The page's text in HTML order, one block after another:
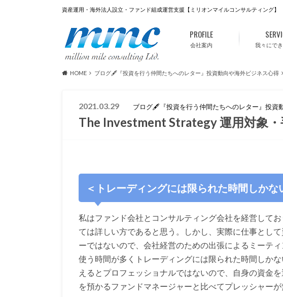
資産運用・海外法人設立・ファンド組成運営支援【ミリオンマイルコンサルティング】
会社案内
PROFILE
我々にで
HOME ブログ🖋『投資を行う仲間たちへのレター』投資動向や海外ビジネス心得
2021.03.29 ブログ🖋『投資を行う仲間たちへのレター』投資
The Investment Strategy 運用対象・
＜トレーディングには限られた時間しかな
私はファンド会社とコンサルティング会社を経営して
ては詳しい方であると思う。しかし、実際に仕事とし
ーではないので、会社経営のための出張によるミーテ
使う時間が多くトレーディングには限られた時間しか
えるとプロフェッショナルではないので、自身の資金
を預かるファンドマネージャーと比べてプレッシャーが